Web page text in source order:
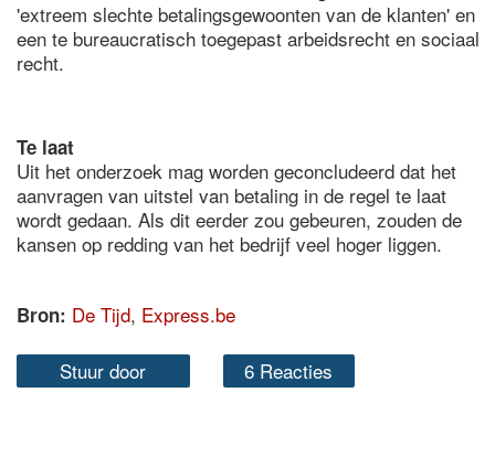
'extreem slechte betalingsgewoonten van de klanten' en
een te bureaucratisch toegepast arbeidsrecht en sociaal
recht.
Te laat
Uit het onderzoek mag worden geconcludeerd dat het
aanvragen van uitstel van betaling in de regel te laat
wordt gedaan. Als dit eerder zou gebeuren, zouden de
kansen op redding van het bedrijf veel hoger liggen.
Bron: De Tijd, Express.be
Stuur door 6 Reacties